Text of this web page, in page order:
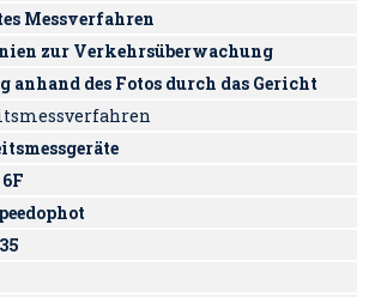
Messverfahren
zur Verkehrsüberwachung
des Fotos durch das Gericht